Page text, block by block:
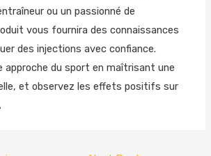
ou un passionné de
vous fournira des connaissances
des injections avec confiance.
approche du sport en maîtrisant une
et observez les effets positifs sur